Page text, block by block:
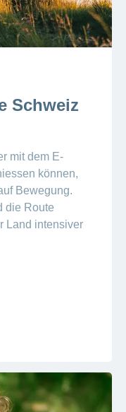
Schweiz
mit dem E-
können,
Bewegung.
die Route
Land intensiver